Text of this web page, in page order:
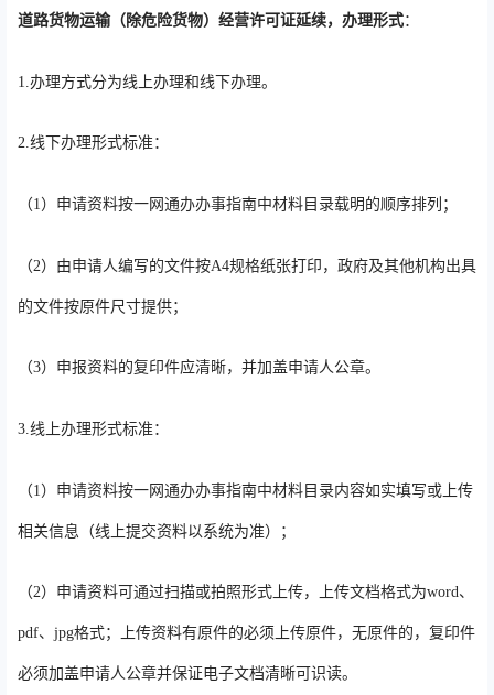
道路货物运输（除危险货物）经营许可证延续，办理形式：
1.办理方式分为线上办理和线下办理。
2.线下办理形式标准：
（1）申请资料按一网通办办事指南中材料目录载明的顺序排列；
（2）由申请人编写的文件按A4规格纸张打印，政府及其他机构出具
的文件按原件尺寸提供；
（3）申报资料的复印件应清晰，并加盖申请人公章。
3.线上办理形式标准：
（1）申请资料按一网通办办事指南中材料目录内容如实填写或上传
相关信息（线上提交资料以系统为准）；
（2）申请资料可通过扫描或拍照形式上传，上传文档格式为word、
pdf、jpg格式；上传资料有原件的必须上传原件，无原件的，复印件
必须加盖申请人公章并保证电子文档清晰可识读。